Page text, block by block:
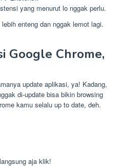
yang menurut lo nggak perlu.
enteng dan nggak lemot lagi.
Google Chrome,
update aplikasi, ya! Kadang,
di-update bisa bikin browsing
kamu selalu up to date, deh.
aja klik!